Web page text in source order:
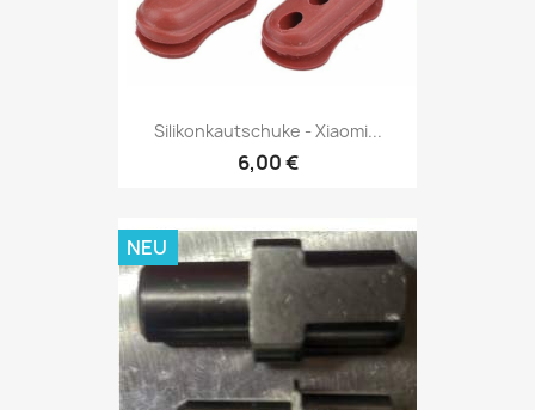
Silikonkautschuke - Xiaomi...
6,00 €
NEU